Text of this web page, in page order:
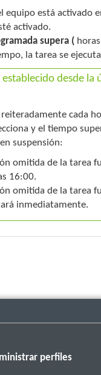
equipo está activado
activado.
supera (
la tarea se
desde
cada
y el tiempo
suspensión:
omitida de la tarea
16:00.
omitida de la tarea
inmediatamente.
perfiles